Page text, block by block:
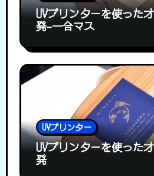
UVプリンターを使った
発-一合マス
UVプリンター
UVプリンターを使った
発